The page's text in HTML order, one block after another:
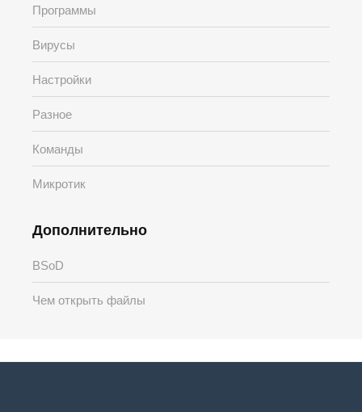
Программы
Вирусы
Настройки
Разное
Команды
Микротик
Дополнительно
BSoD
Чем открыть файлы